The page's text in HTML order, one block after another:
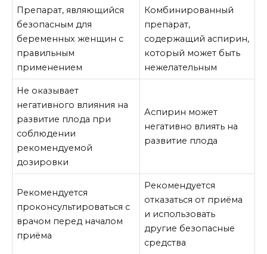
Препарат, являющийся
безопасным для
беременных женщин с
правильным
применением
Комбинированный
препарат,
содержащий аспирин,
который может быть
нежелательным
Не оказывает
негативного влияния на
развитие плода при
соблюдении
рекомендуемой
дозировки
Аспирин может
негативно влиять на
развитие плода
Рекомендуется
проконсультироваться с
врачом перед началом
приёма
Рекомендуется
отказаться от приёма
и использовать
другие безопасные
средства